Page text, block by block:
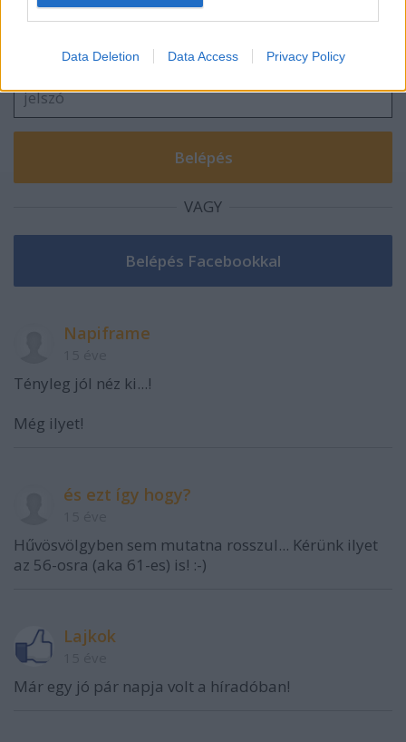
Data Deletion Data Access Privacy Policy
A hozzászóláshoz be kell lépned!
VAGY
Napiframe
Tényleg jól néz ki...!
Még ilyet!
és ezt így hogy?
Hűvösvölgyben sem mutatna rosszul... Kérünk ilyet
az 56-osra (aka 61-es) is! :-)
Lajkok
Már egy jó pár napja volt a híradóban!